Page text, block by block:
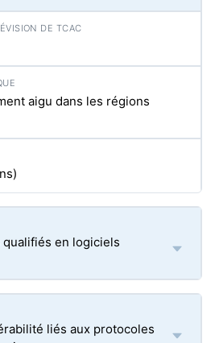
aigu dans les régions
en logiciels
liés aux protocoles